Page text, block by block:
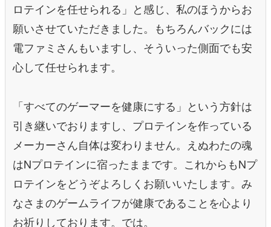
ロテインを任せられる」と感じ、私のほうからお
願いさせていただきました。もちろんバックには
電ファミさんもいますし、そういった側面でも安
心して任せられます。
「すべてのゲーマーを健康にする」という方針は
引き継いでおりますし、プロテインを作っている
メーカーさん自体は変わりません。えぬわたの魂
はNプロテインに宿ったままです。これからもNプ
ロテインをどうぞよろしくお願いいたします。み
なさまのゲームライフが健康であることを心より
お祈りしております。では。